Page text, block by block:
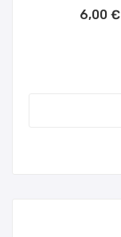
6,00 €